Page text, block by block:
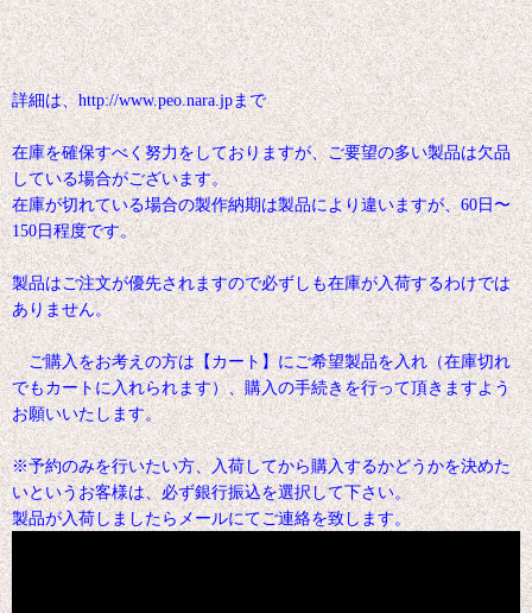
詳細は、http://www.peo.nara.jpまで
在庫を確保すべく努力をしておりますが、ご要望の多い製品は欠品
している場合がございます。
在庫が切れている場合の製作納期は製品により違いますが、60日〜
150日程度です。
製品はご注文が優先されますので必ずしも在庫が入荷するわけでは
ありません。
ご購入をお考えの方は【カート】にご希望製品を入れ（在庫切れ
でもカートに入れられます）、購入の手続きを行って頂きますよう
お願いいたします。
※予約のみを行いたい方、入荷してから購入するかどうかを決めた
いというお客様は、必ず銀行振込を選択して下さい。
製品が入荷しましたらメールにてご連絡を致します。